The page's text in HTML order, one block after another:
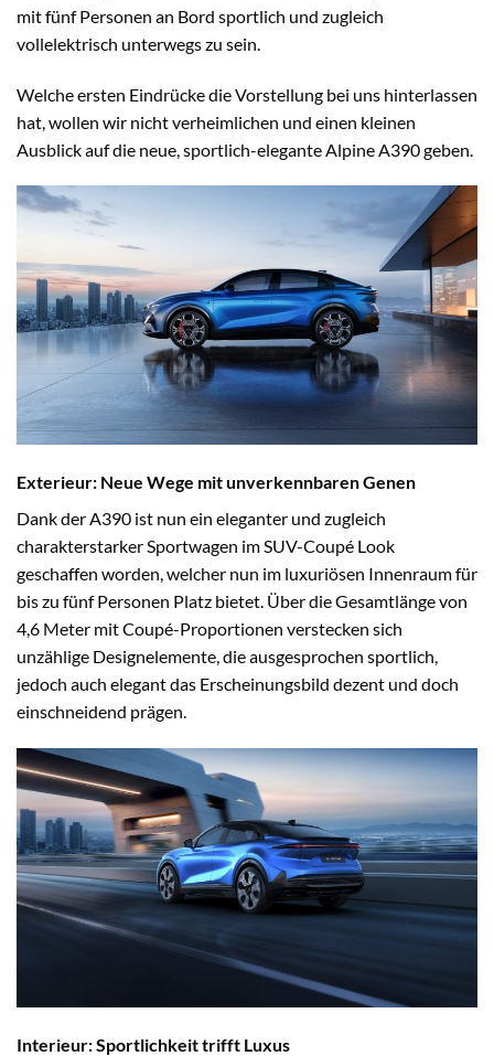
mit fünf Personen an Bord sportlich und zugleich
vollelektrisch unterwegs zu sein.
Welche ersten Eindrücke die Vorstellung bei uns hinterlassen
hat, wollen wir nicht verheimlichen und einen kleinen
Ausblick auf die neue, sportlich-elegante Alpine A390 geben.
Exterieur: Neue Wege mit unverkennbaren Genen
Dank der A390 ist nun ein eleganter und zugleich
charakterstarker Sportwagen im SUV-Coupé Look
geschaffen worden, welcher nun im luxuriösen Innenraum für
bis zu fünf Personen Platz bietet. Über die Gesamtlänge von
4,6 Meter mit Coupé-Proportionen verstecken sich
unzählige Designelemente, die ausgesprochen sportlich,
jedoch auch elegant das Erscheinungsbild dezent und doch
einschneidend prägen.
Interieur: Sportlichkeit trifft Luxus